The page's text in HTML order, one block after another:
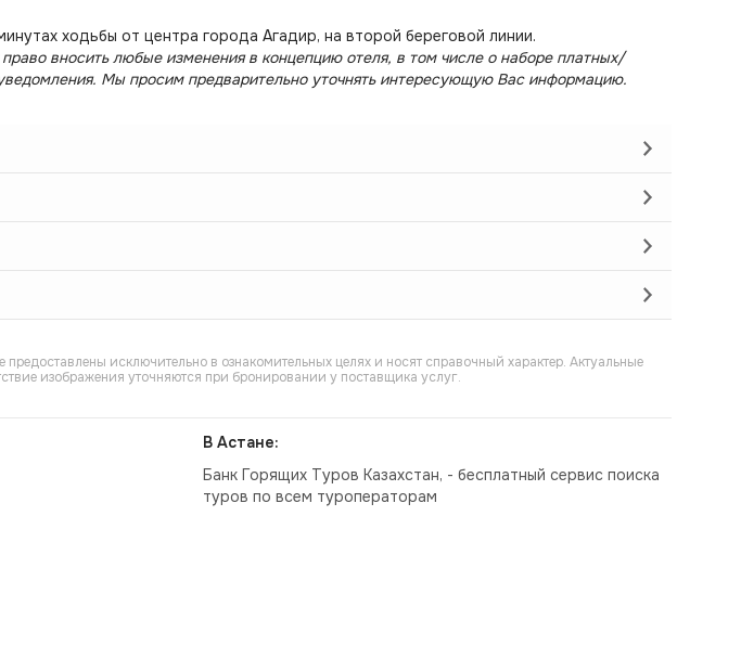
ходьбы от центра города Агадир, на второй береговой линии.
вносить любые изменения в концепцию отеля, в том числе о наборе платных/
Мы просим предварительно уточнять интересующую Вас информацию.
исключительно в ознакомительных целях и носят справочный характер. Актуальные
изображения уточняются при бронировании у поставщика услуг.
В Астане:
Банк Горящих Туров Казахстан, - бесплатный сервис поиска
туров по всем туроператорам